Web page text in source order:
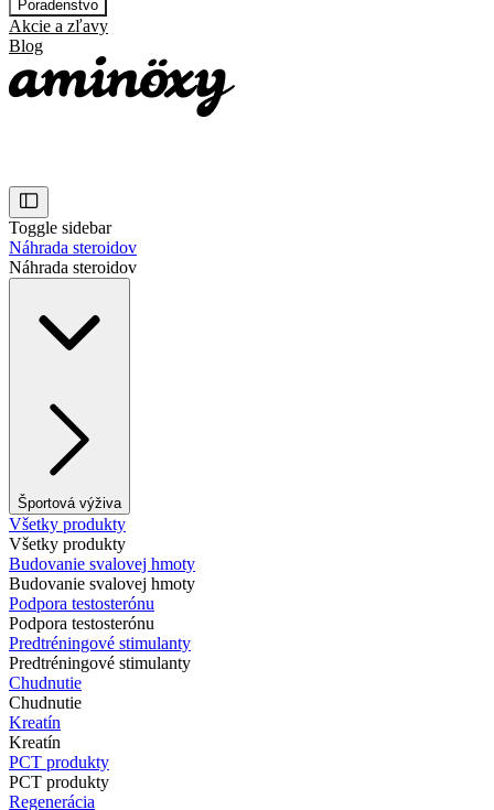
Poradenstvo
Akcie a zľavy
Blog
Toggle sidebar
Náhrada steroidov
Náhrada steroidov
Športová výživa
Všetky produkty
Všetky produkty
Budovanie svalovej hmoty
Budovanie svalovej hmoty
Podpora testosterónu
Podpora testosterónu
Predtréningové stimulanty
Predtréningové stimulanty
Chudnutie
Chudnutie
Kreatín
Kreatín
PCT produkty
PCT produkty
Regenerácia